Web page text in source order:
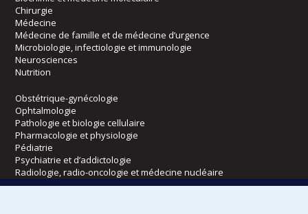
Chirurgie
Médecine
Médecine de famille et de médecine d’urgence
Microbiologie, infectiologie et immunologie
Neurosciences
Nutrition
Obstétrique-gynécologie
Ophtalmologie
Pathologie et biologie cellulaire
Pharmacologie et physiologie
Pédiatrie
Psychiatrie et d’addictologie
Radiologie, radio-oncologie et médecine nucléaire